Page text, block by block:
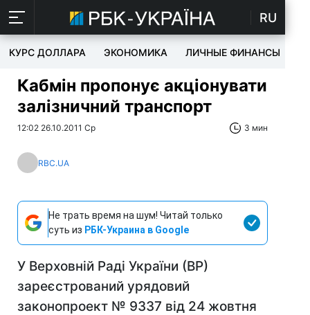
RU
КУРС ДОЛЛАРА ЭКОНОМИКА ЛИЧНЫЕ ФИНАНСЫ
Кабмін пропонує акціонувати
залізничний транспорт
12:02 26.10.2011 Ср 3 мин
RBC.UA
Не трать время на шум! Читай только
суть из РБК-Украина в Google
У Верховній Раді України (ВР)
зареєстрований урядовий
законопроект № 9337 від 24 жовтня